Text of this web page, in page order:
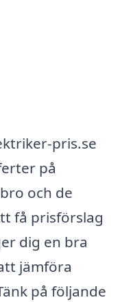
pris.se
på
och de
få prisförslag
dig en bra
jämföra
på följande